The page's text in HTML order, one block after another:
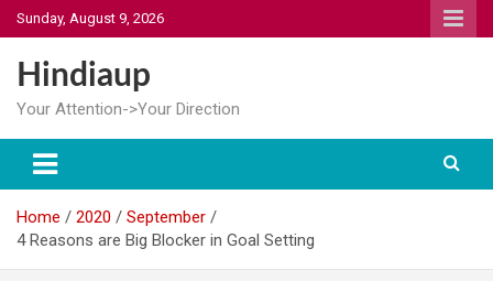
Skip
to
content
Sunday, August 9, 2026
Hindiaup
Your Attention->Your Direction
Home 2020
September
4 Reasons are Big Blocker in Goal Setting